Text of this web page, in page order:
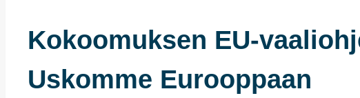
Kokoomuksen EU-
Uskomme Eurooppaan